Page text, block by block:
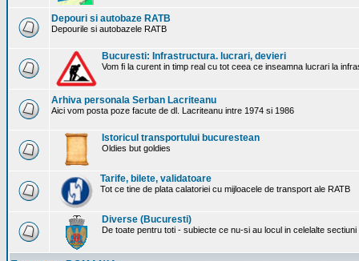
Depouri si autobaze RATB
Depourile si autobazele RATB
Bucuresti: Infrastructura. lucrari, devieri
Vom fi la curent in timp real cu tot ceea ce inseamna lucrari la
Arhiva personala Serban Lacriteanu
Aici vom posta poze facute de dl. Lacriteanu intre 1974 si 1986
Istoricul transportului bucurestean
Oldies but goldies
Tarife, bilete, validatoare
Tot ce tine de plata calatoriei cu mijloacele de transport ale RATB
Diverse (Bucuresti)
De toate pentru toti - subiecte ce nu-si au locul in celelalte